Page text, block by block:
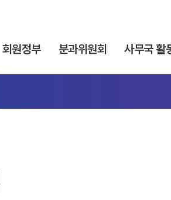
회원정부 분과위원회 사무국 활